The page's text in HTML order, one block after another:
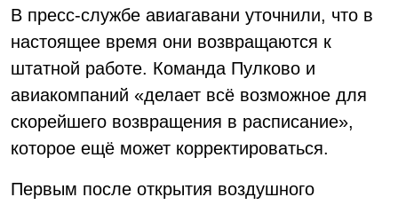
В пресс-службе авиагавани уточнили, что в
настоящее время они возвращаются к
штатной работе. Команда Пулково и
авиакомпаний «делает всё возможное для
скорейшего возвращения в расписание»,
которое ещё может корректироваться.
Первым после открытия воздушного